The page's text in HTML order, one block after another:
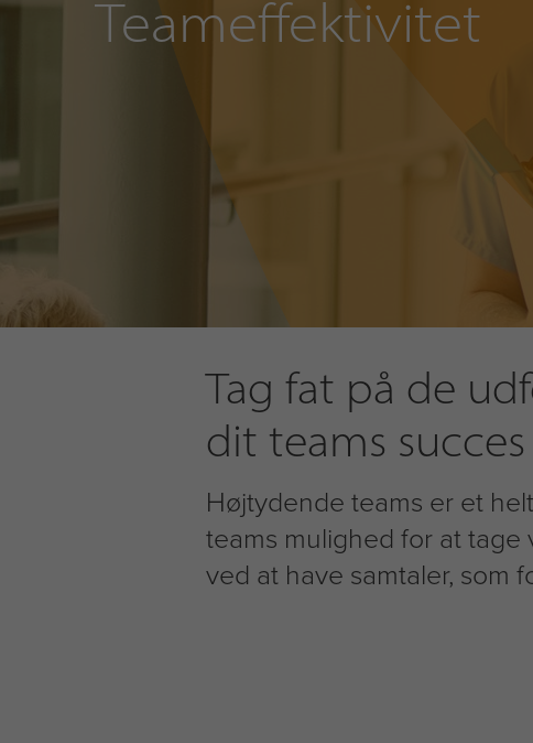
Teameffektivitet
Tag fat på de
dit teams succes
Højtydende teams er et
teams mulighed for at
ved at have samtaler, som